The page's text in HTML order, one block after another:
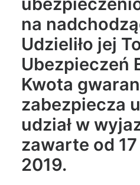
na
Udzieliło jej
Ubezpieczeń
Kwota
zabezpiecza
udział w
zawarte od
2019.